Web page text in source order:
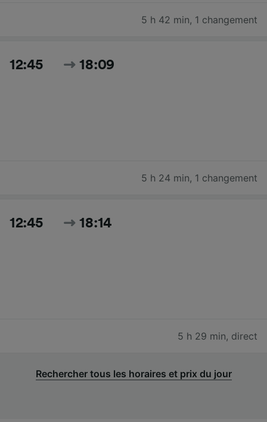
5 h 42 min, 1 changement
12:45 18:09
5 h 24 min, 1 changement
12:45 18:14
5 h 29 min, direct
Rechercher tous les horaires et prix du jour